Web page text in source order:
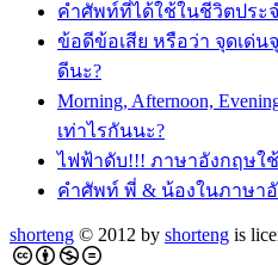
คำศัพท์ที่ได้ใช้ในชีวิตประจ
ข้อดีข้อเสีย หรือว่า จุดเด่น
ดีนะ?
Morning, Afternoon,
เท่าไรกันนะ?
ไฟฟ้าดับ!!! ภาษาอังกฤษใ
คำศัพท์ พี่ & น้องในภาษา
shorteng © 2012 by shorteng is